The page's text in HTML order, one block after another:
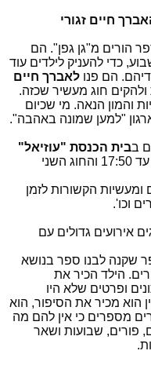
חיים זגורי
הורים מ"גן גפן". הם
כדי להעניק לילדים עוד
הם פנו לאברך חיים
חוג מעשיר שכזה.
והמון הנאה. מי שכיום
"למען שמונה באהבה".
בבית הכנסת "עוזיאל"
שבבית הספר "עוזיאל", בשעות 17:00 עד 17:50 והחוג השני
הקשורות לזמן
וכו'.
אירועים גדולים עם
שקנה לבנו ספר בנושא
מאוירים. הילד הכיר את
ופרטים שלא היו
הוא מכיר את הסיפור, הוא
מספרים כי אין להם מה
פורים, שבועות ושאר